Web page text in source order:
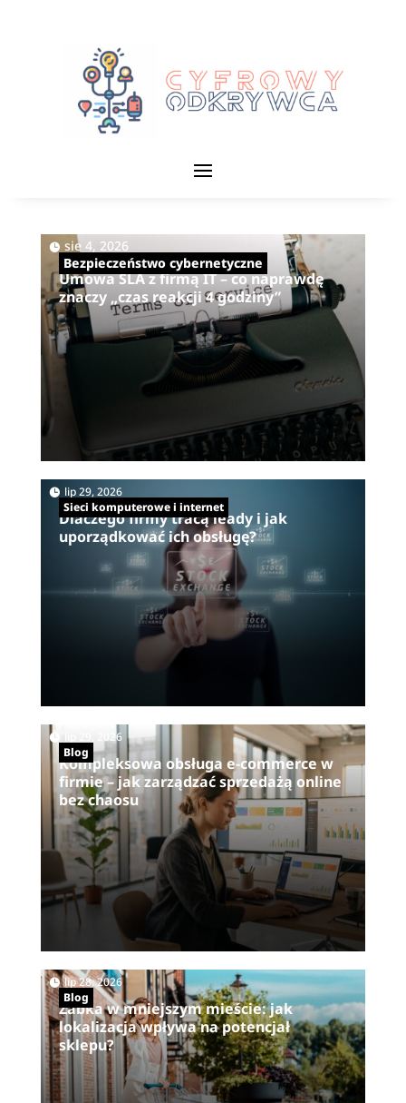
Umowa SLA z firmą IT – co naprawdę
znaczy „czas reakcji 4 godziny”
sie 4, 2026
Bezpieczeństwo cybernetyczne
Dlaczego firmy tracą leady i jak
uporządkować ich obsługę?
lip 29, 2026|
Sieci komputerowe i internet
Kompleksowa obsługa e-commerce w
firmie – jak zarządzać sprzedażą online
bez chaosu
lip 29, 2026|
Blog
Żabka w mniejszym mieście: jak
lokalizacja wpływa na potencjał
sklepu?
lip 28, 2026|
Blog